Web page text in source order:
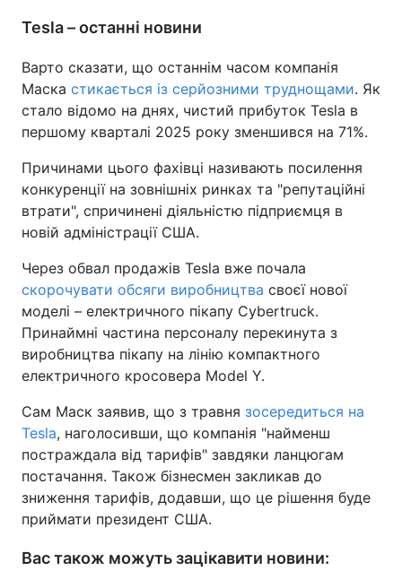
Tesla – останні новини
Варто сказати, що останнім часом компанія
Маска стикається із серйозними труднощами. Як
стало відомо на днях, чистий прибуток Tesla в
першому кварталі 2025 року зменшився на 71%.
Причинами цього фахівці називають посилення
конкуренції на зовнішніх ринках та "‎репутаційні
втрати"‎, спричинені діяльністю підприємця в
новій адміністрації США.
Через обвал продажів Tesla вже почала
скорочувати обсяги виробництва своєї нової
моделі – електричного пікапу Cybertruck.
Принаймні частина персоналу перекинута з
виробництва пікапу на лінію компактного
електричного кросовера Model Y.
Сам Маск заявив, що з травня зосередиться на
Tesla, наголосивши, що компанія "найменш
постраждала від тарифів" завдяки ланцюгам
постачання. Також бізнесмен закликав до
зниження тарифів, додавши, що це рішення буде
приймати президент США.
Вас також можуть зацікавити новини: